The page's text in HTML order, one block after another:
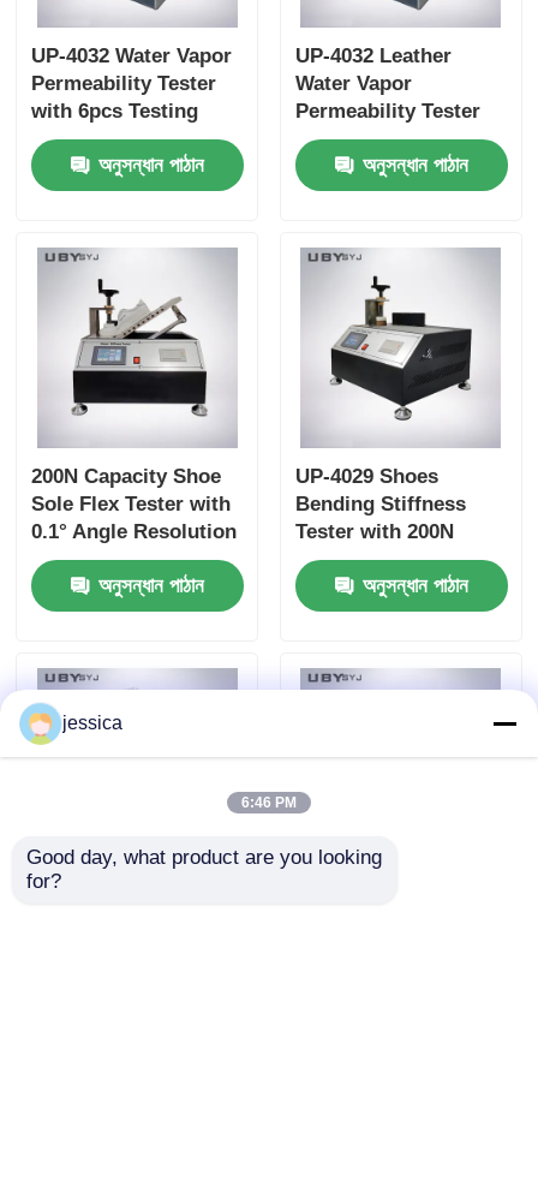
UP-4032 Water Vapor
Permeability Tester
with 6pcs Testing
Bottle, 75 ±5cpm
Bottles Holder Speed,
and 30±1 mm Bottle
Leather and Textile
অনুসন্ধান পাঠান
UP-4032 Leather
Water Vapor
Permeability Tester
with 6pcs Testing
Bottle for Footwear
EN ISO 20344 SATRA
অনুসন্ধান পাঠান
200N Capacity Shoe
Sole Flex Tester with
0.1° Angle Resolution
and Adjustable
Bending Speed for
Footwear Quality
অনুসন্ধান পাঠান
UP-4029 Shoes
Bending Stiffness
Tester with 200N
Capacity Adjustable
Bending Speed and
High Precision Angle
Footwear Testing
অনুসন্ধান পাঠান
jessica
6:46 PM
Good day, what product are you looking
for?